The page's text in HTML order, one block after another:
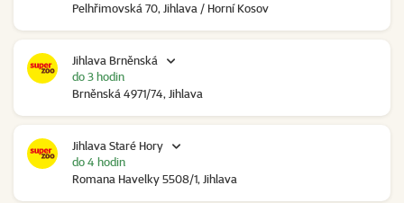
Pelhřimovská 70, Jihlava / Horní Kosov
Jihlava Brněnská
Brněnská 4971/74, Jihlava
do 3 hodin
Jihlava Staré Hory
Romana Havelky 5508/1, Jihlava
do 4 hodin